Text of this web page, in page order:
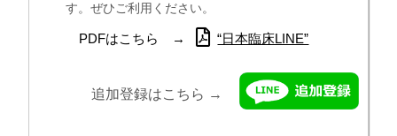
す。ぜひご利用ください。
PDFはこちら → “日本臨床LINE”
追加登録はこちら →